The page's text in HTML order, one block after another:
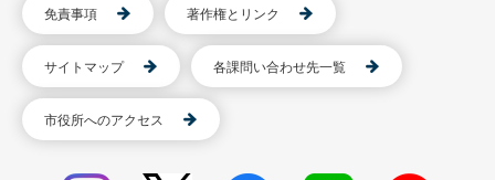
免責事項 著作権とリンク
サイトマップ 各課問い合わせ先一覧
市役所へのアクセス